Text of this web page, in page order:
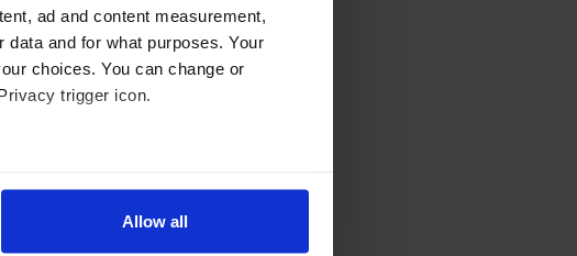
ad and content measurement,
and for what purposes. Your
choices. You can change or
trigger icon.
in the
Allow all